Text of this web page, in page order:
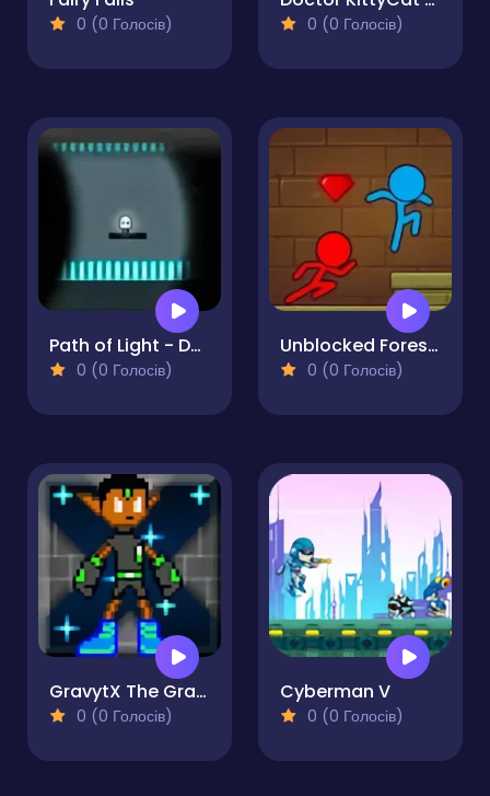
0 (0 Голосів) 0 (0 Голосів)
Path of Light - Dark Traps Level Devil Puzzle 2D
0 (0 Голосів)
Unblocked Forest Fireboy and Watergirl
0 (0 Голосів)
GravytX The Gravytoid
0 (0 Голосів)
Cyberman V
0 (0 Голосів)